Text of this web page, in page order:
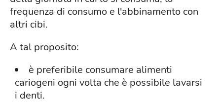
frequenza di consumo e l'abbinamento con
altri cibi.
A tal proposito:
è preferibile consumare alimenti
cariogeni ogni volta che è possibile lavarsi
i denti.